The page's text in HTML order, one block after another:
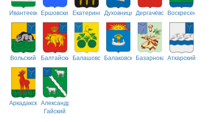
ИвантеевскийЕршовский ЕкатериновскийДуховницкийДергачёвскийВоскресенский
Вольский БалтайскийБалашовскийБалаковскийБазарнокарабулакский
Аткарский
АркадакскийАлександрово-
Гайский